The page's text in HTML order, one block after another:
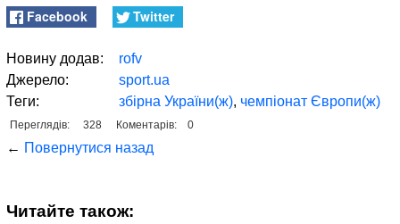
Facebook Twitter
Новину додав:
rofv
Джерело:
sport.ua
Теги:
збірна України(ж), чемпіонат Європи(ж)
Переглядів: 328 Коментарів: 0
← Повернутися назад
Читайте також: